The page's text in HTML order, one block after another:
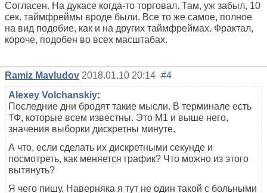
Согласен. На дукасе когда-то торговал. Там, уж забыл, 10
сек. таймфреймы вроде были. Все то же самое, полное
на вид подобие, как и на других таймфреймах. Фрактал,
короче, подобен во всех масштабах.
Ramiz Mavludov 2018.01.10 20:14 #4
Alexey Volchanskiy:
Последние дни бродят такие мысли. В терминале есть
ТФ, которые всем известны. Это М1 и выше него,
значения выборки дискретны минуте.
А что, если сделать их дискретными секунде и
посмотреть, как меняется график? Что можно из этого
вытянуть?
Я чего пишу. Наверняка я тут не один такой с больными